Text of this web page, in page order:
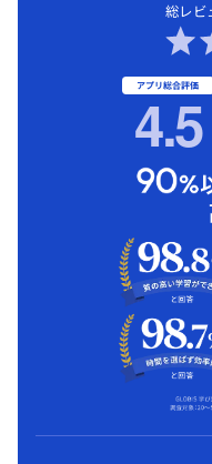
総レビ
アプリ総合評価
4.5